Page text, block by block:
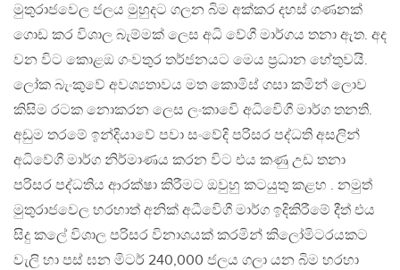
මුතුරාජවෙල ජලය මුහුදට ගලන බිම අක්කර දහස් ගණනක්
ගොඩ කර විශාල බැම්මක් ලෙස අධි වේගී මාර්ගය තනා ඇත. අද
වන විට කොළඔ ගංවතුර තර්ජනයට මෙය ප්‍රධාන හේතුවයි.
ලෝක බැංකුවේ අවශ්‍යතාවය මත කොමිස් ගසා කමින් ලොව
කිසිම රටක නොකරන ලෙස ලංකාවෙි අධිවෙිගී මාර්ග තනති.
අඩුම තරමේ ඉන්දියාවේ පවා සංවේදි පරිසර පද්ධති අසලින්
අධිවේගී මාර්ග නිර්මාණය කරන විට එය කණු උඩ තනා
පරිසර පද්ධතිය ආරක්ෂා කිරීමට ඔවුහු කටයුතු කළහ . නමුත්
මුතුරාජවෙල හරහාත් අනික් අධීවෙිගී මාර්ග ඉදිකිරීමේ දීත් එය
සිදු කලේ විශාල පරිසර විනාශයක් කරමින් කිලෝමිටරයකට
වැලි හා පස් ඝන මිටර් 240,000 ජලය ගලා යන බිම හරහා